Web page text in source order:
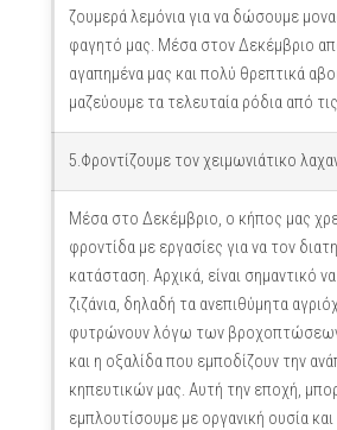
ζουμερά λεμόνια για να δώσουμε
φαγητό μας. Μέσα στον Δεκέμβριο
αγαπημένα μας και πολύ θρεπτικά
μαζεύουμε τα τελευταία ρόδια από
5.Φροντίζουμε τον χειμωνιάτικο
Μέσα στο Δεκέμβριο, ο κήπος μας
φροντίδα με εργασίες για να τον
κατάσταση. Αρχικά, είναι σημαντικό
ζιζάνια, δηλαδή τα ανεπιθύμητα
φυτρώνουν λόγω των
και η οξαλίδα που εμποδίζουν την
κηπευτικών μας. Aυτή την εποχή,
εμπλουτίσουμε με οργανική ουσία